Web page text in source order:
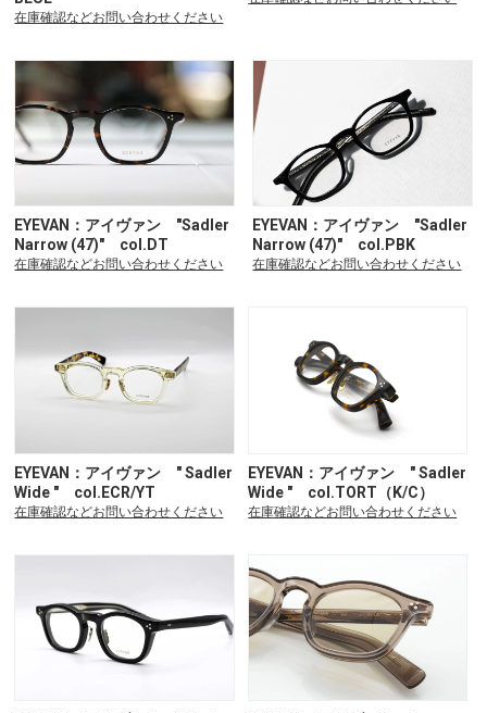
在庫確認などお問い合わせください
EYEVAN：アイヴァン "Sadler
Narrow (47)" col.DT
在庫確認などお問い合わせください
EYEVAN：アイヴァン "Sadler
Narrow (47)" col.PBK
在庫確認などお問い合わせください
EYEVAN：アイヴァン " Sadler
Wide " col.ECR/YT
在庫確認などお問い合わせください
EYEVAN：アイヴァン " Sadler
Wide " col.TORT（K/C）
在庫確認などお問い合わせください